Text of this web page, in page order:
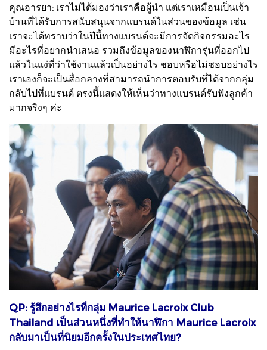
คุณอารยา: เราไม่ได้มองว่าเราคือผู้นำ แต่เราเหมือนเป็นเจ้า
บ้านที่ได้รับการสนับสนุนจากแบรนด์ในส่วนของข้อมูล เช่น
เราจะได้ทราบว่าในปีนี้ทางแบรนด์จะมีการจัดกิจกรรมอะไร
มีอะไรที่อยากนำเสนอ รวมถึงข้อมูลของนาฬิการุ่นที่ออกไป
แล้วในแง่ที่ว่าใช้งานแล้วเป็นอย่างไร ชอบหรือไม่ชอบอย่างไร
เราเองก็จะเป็นสื่อกลางที่สามารถนำการตอบรับที่ได้จากกลุ่ม
กลับไปที่แบรนด์ ตรงนี้แสดงให้เห็นว่าทางแบรนด์รับฟังลูกค้า
มากจริงๆ ค่ะ
QP: รู้สึกอย่างไรที่กลุ่ม Maurice Lacroix Club
Thailand เป็นส่วนหนึ่งที่ทำให้นาฬิกา Maurice Lacroix
กลับมาเป็นที่นิยมอีกครั้งในประเทศไทย?